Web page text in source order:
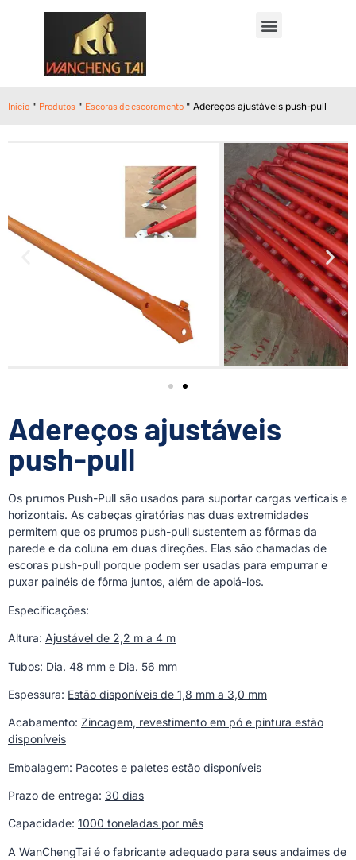
Início " Produtos " Escoras de escoramento " Adereços ajustáveis push-pull
Adereços ajustáveis
push-pull
Os prumos Push-Pull são usados para suportar cargas verticais e
horizontais. As cabeças giratórias nas duas extremidades
permitem que os prumos push-pull sustentem as fôrmas da
parede e da coluna em duas direções. Elas são chamadas de
escoras push-pull porque podem ser usadas para empurrar e
puxar painéis de fôrma juntos, além de apoiá-los.
Especificações:
Altura: Ajustável de 2,2 m a 4 m
Tubos: Dia. 48 mm e Dia. 56 mm
Espessura: Estão disponíveis de 1,8 mm a 3,0 mm
Acabamento: Zincagem, revestimento em pó e pintura estão
disponíveis
Embalagem: Pacotes e paletes estão disponíveis
Prazo de entrega: 30 dias
Capacidade: 1000 toneladas por mês
A WanChengTai é o fabricante adequado para seus andaimes de